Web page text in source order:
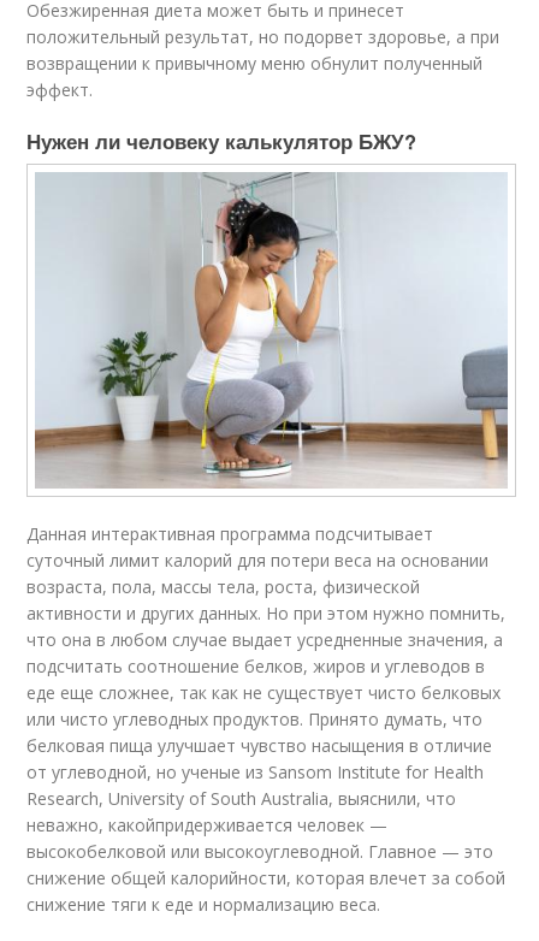
Обезжиренная диета может быть и принесет
положительный результат, но подорвет здоровье, а при
возвращении к привычному меню обнулит полученный
эффект.
Нужен ли человеку калькулятор БЖУ?
Данная интерактивная программа подсчитывает
суточный лимит калорий для потери веса на основании
возраста, пола, массы тела, роста, физической
активности и других данных. Но при этом нужно помнить,
что она в любом случае выдает усредненные значения, а
подсчитать соотношение белков, жиров и углеводов в
еде еще сложнее, так как не существует чисто белковых
или чисто углеводных продуктов. Принято думать, что
белковая пища улучшает чувство насыщения в отличие
от углеводной, но ученые из Sansom Institute for Health
Research, University of South Australia, выяснили, что
неважно, какойпридерживается человек —
высокобелковой или высокоуглеводной. Главное — это
снижение общей калорийности, которая влечет за собой
снижение тяги к еде и нормализацию веса.